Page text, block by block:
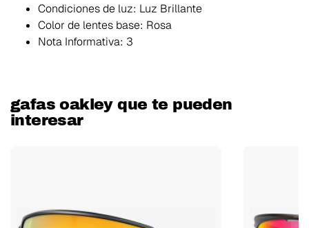
Condiciones de luz: Luz Brillante
Color de lentes base: Rosa
Nota Informativa: 3
gafas oakley que te pueden
interesar